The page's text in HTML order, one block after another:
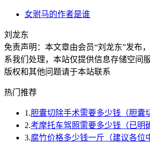
女驸马的作者是谁
刘龙东
免责声明：本文章由会员“刘龙东”发布
系我们处理，本站仅提供信息存储空间
版权和其他问题请于本站联系
热门推荐
1.胆囊切除手术需要多少钱（胆囊
2.考摩托车驾照需要多少钱（已明
3.腐竹价格多少钱一斤（建议各位